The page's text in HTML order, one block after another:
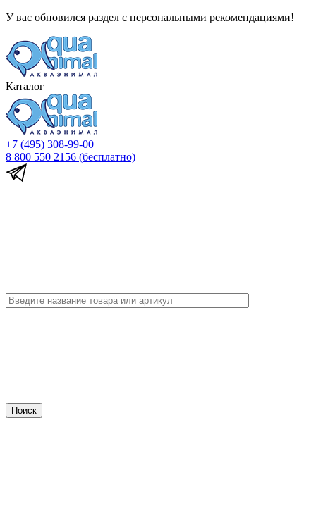
У вас обновился раздел с персональными рекомендациями!
Каталог
+7 (495) 308-99-00
8 800 550 2156 (бесплатно)